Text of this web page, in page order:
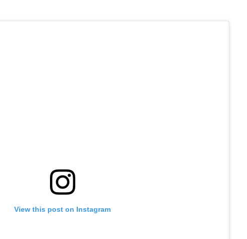
View this post on Instagram